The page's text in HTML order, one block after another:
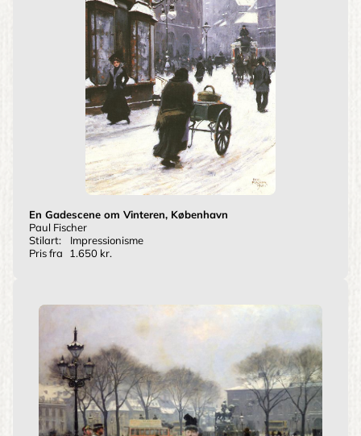
En Gadescene om Vinteren, København
Paul Fischer
Stilart:
Impressionisme
Pris fra
1.650 kr.